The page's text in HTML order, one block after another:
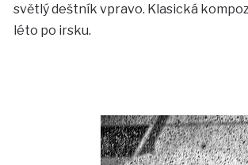
světlý deštník vpravo. Klasická
léto po irsku.